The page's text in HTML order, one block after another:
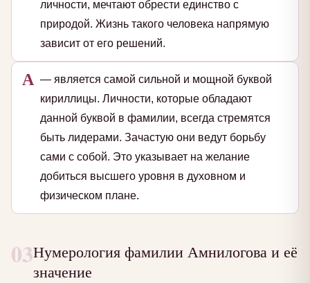
личности, мечтают обрести единство с
природой. Жизнь такого человека напрямую
зависит от его решений.
А — является самой сильной и мощной буквой
кириллицы. Личности, которые обладают
данной буквой в фамилии, всегда стремятся
быть лидерами. Зачастую они ведут борьбу
сами с собой. Это указывает на желание
добиться высшего уровня в духовном и
физическом плане.
03Нумерология фамилии Амнилогова и её
значение